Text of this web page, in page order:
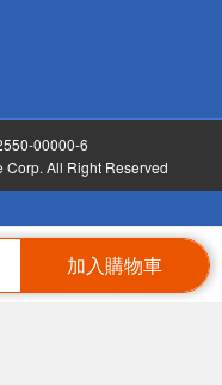
加入購物車
00000-6
All Right Reserved